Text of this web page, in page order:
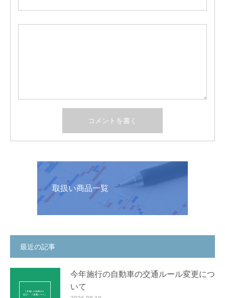
取扱い商品一覧
最近の記事
今年施行の自動車の交通ルール変更につ
いて